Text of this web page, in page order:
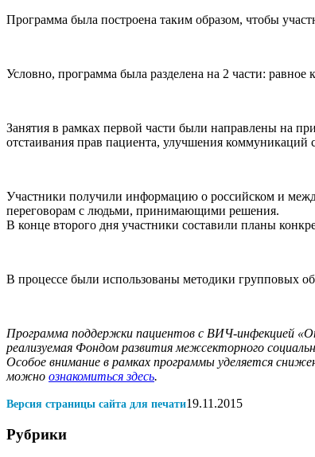
Программа была построена таким образом, чтобы
Условно, программа была разделена на 2 части:
Занятия в рамках первой части были направлены на
отстаивания прав пациента, улучшения коммуникаций
Участники получили информацию о российском и
переговорам с людьми, принимающими решения.
В конце второго дня участники составили планы
В процессе были использованы методики групповых
Программа поддержки пациентов с ВИЧ-инфекцией
реализуемая Фондом развития межсекторного
Особое внимание в рамках программы уделяется
можно ознакомиться здесь.
Версия страницы сайта для печати19.11.2015
Рубрики